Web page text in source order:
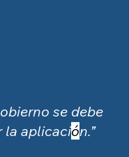
se debe
la aplicación.”